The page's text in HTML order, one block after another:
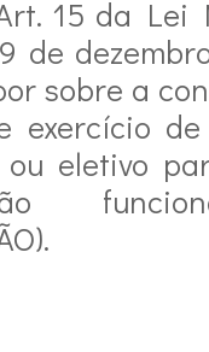
15 da Lei
de
sobre a
exercício
ou eletivo